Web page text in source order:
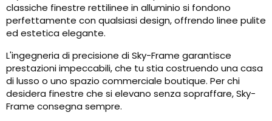
classiche finestre rettilinee in alluminio si fondono
perfettamente con qualsiasi design, offrendo linee pulite
ed estetica elegante.
L'ingegneria di precisione di Sky-Frame garantisce
prestazioni impeccabili, che tu stia costruendo una casa
di lusso o uno spazio commerciale boutique. Per chi
desidera finestre che si elevano senza sopraffare, Sky-
Frame consegna sempre.